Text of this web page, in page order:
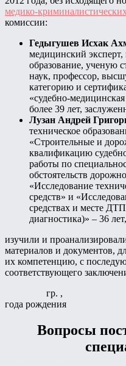
медико-
комиссии:
Гедыгушев Исхак
медицинский
образование, ученую
наук, профессор,
категорию и
«судебно-
более 39 лет,
Лузан Андрей
техническое
«Строительные и
квалификацию
работы по
обстоятельств
«Исследование
средств» и
средствах и месте
диагностика)» – 36 лет,
изучили и
материалов и документов,
их компетенцию, с
соответствующего
гр. ,
года рождения
Вопросы